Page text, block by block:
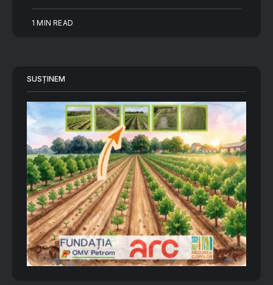
1 MIN READ
SUSȚINEM